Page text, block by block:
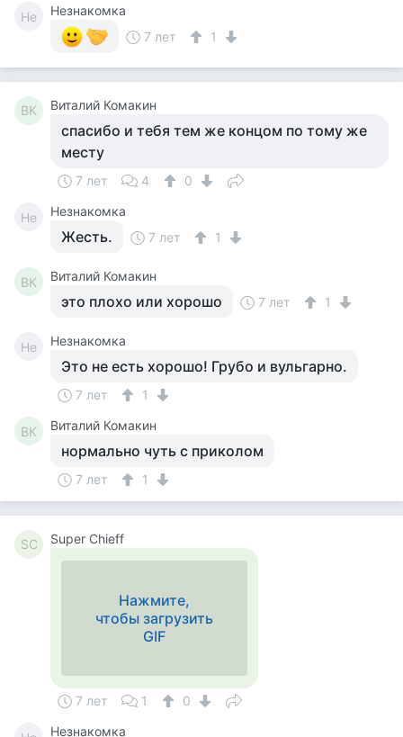
Не
Незнакомка
7 лет
1
ВК Виталий Комакин
спасибо и тебя тем же концом по тому же
месту
7 лет 4 0
Не Незнакомка
Жесть. 7 лет 1
ВК Виталий Комакин
это плохо или хорошо 7 лет 1
Не Незнакомка
Это не есть хорошо! Грубо и вульгарно.
7 лет 1
ВК Виталий Комакин
нормально чуть с приколом
7 лет 1
SС Super Сhieff
Нажмите,
чтобы загрузить
GIF
7 лет 1 0
Незнакомка